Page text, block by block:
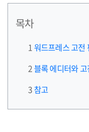
목차
워드프레스 고전
블록 에디터와
참고